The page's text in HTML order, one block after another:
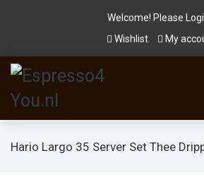
Welcome! Please
Wishlist
My
Hario Largo 35 Server Set Thee